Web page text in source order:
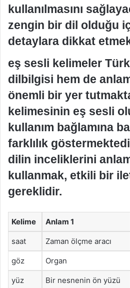
kullanılmasını
zengin bir dil olduğu
detaylara dikkat
eş sesli kelimeler
dilbilgisi hem de
önemli bir yer
kelimesinin eş sesli
kullanım bağlamına
farklılık
dilin inceliklerini
kullanmak, etkili bir
gereklidir.
Kelime Anlam 1
saat Zaman ölçme aracı
göz Organ
yüz Bir nesnenin ön yüzü